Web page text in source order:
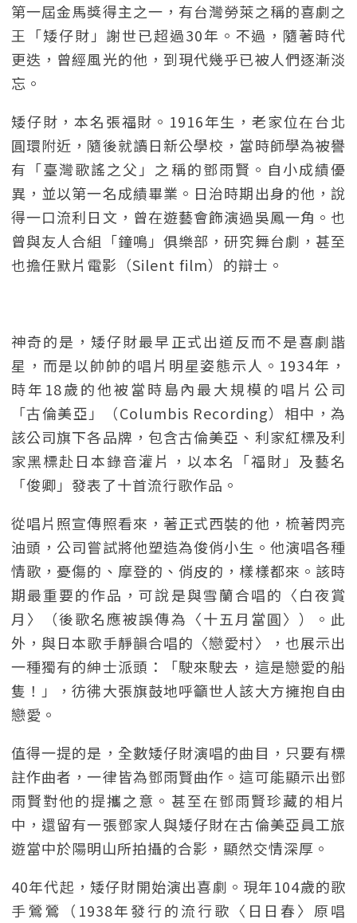
第一屆金馬獎得主之一，有台灣勞萊之稱的喜劇之
王「矮仔財」謝世已超過30年。不過，隨著時代
更迭，曾經風光的他，到現代幾乎已被人們逐漸淡
忘。
矮仔財，本名張福財。1916年生，老家位在台北
圓環附近，隨後就讀日新公學校，當時師學為被譽
有「臺灣歌謠之父」之稱的鄧雨賢。自小成績優
異，並以第一名成績畢業。日治時期出身的他，說
得一口流利日文，曾在遊藝會飾演過吳鳳一角。也
曾與友人合組「鐘鳴」俱樂部，研究舞台劇，甚至
也擔任默片電影（Silent film）的辯士。
神奇的是，矮仔財最早正式出道反而不是喜劇諧
星，而是以帥帥的唱片明星姿態示人。1934年，
時年18歲的他被當時島內最大規模的唱片公司
「古倫美亞」（Columbis Recording）相中，為
該公司旗下各品牌，包含古倫美亞、利家紅標及利
家黑標赴日本錄音灌片，以本名「福財」及藝名
「俊卿」發表了十首流行歌作品。
從唱片照宣傳照看來，著正式西裝的他，梳著閃亮
油頭，公司嘗試將他塑造為俊俏小生。他演唱各種
情歌，憂傷的、摩登的、俏皮的，樣樣都來。該時
期最重要的作品，可說是與雪蘭合唱的〈白夜賞
月〉（後歌名應被誤傳為〈十五月當圓〉）。此
外，與日本歌手靜韻合唱的〈戀愛村〉，也展示出
一種獨有的紳士派頭：「駛來駛去，這是戀愛的船
隻！」，彷彿大張旗鼓地呼籲世人該大方擁抱自由
戀愛。
值得一提的是，全數矮仔財演唱的曲目，只要有標
註作曲者，一律皆為鄧雨賢曲作。這可能顯示出鄧
雨賢對他的提攜之意。甚至在鄧雨賢珍藏的相片
中，還留有一張鄧家人與矮仔財在古倫美亞員工旅
遊當中於陽明山所拍攝的合影，顯然交情深厚。
40年代起，矮仔財開始演出喜劇。現年104歲的歌
手鶯鶯（1938年發行的流行歌〈日日春〉原唱